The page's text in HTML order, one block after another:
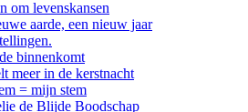
om levenskansen
aarde, een nieuw jaar
binnenkomt
meer in de kerstnacht
= mijn stem
de Blijde Boodschap